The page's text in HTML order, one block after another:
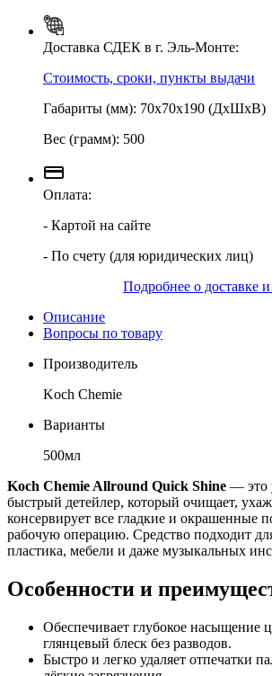
Доставка СДЕК в г. Эль-Монте:
Стоимость, сроки, пункты выдачи
Габариты (мм): 70х70х190 (ДхШхВ)
Вес (грамм): 500
Оплата:
- Картой на сайте
- По счету (для юридических лиц)
Подробнее о доставке
Описание
Вопросы по товару
Производитель
Koch Chemie
Варианты
500мл
Koch Chemie Allround Quick Shine — это
быстрый детейлер, который очищает,
консервирует все гладкие и окрашенные
рабочую операцию. Средство подходит
пластика, мебели и даже музыкальных
Особенности и
Обеспечивает глубокое насыщение
глянцевый блеск без разводов.
Быстро и легко удаляет отпечатки